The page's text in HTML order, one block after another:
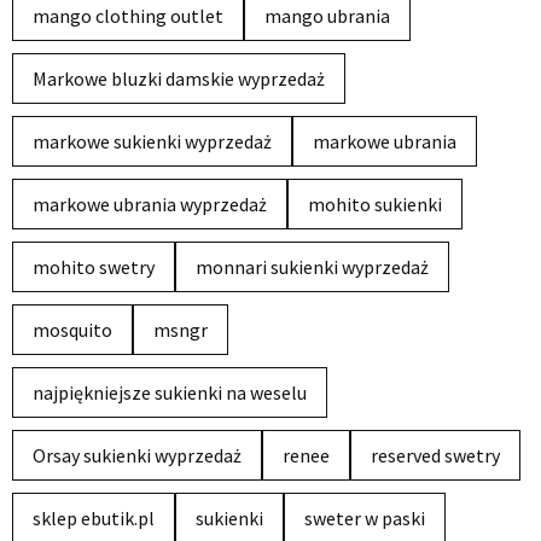
mango clothing outlet mango ubrania
Markowe bluzki damskie wyprzedaż
markowe sukienki wyprzedaż markowe ubrania
markowe ubrania wyprzedaż mohito sukienki
mohito swetry monnari sukienki wyprzedaż
mosquito msngr
najpiękniejsze sukienki na weselu
Orsay sukienki wyprzedaż renee reserved swetry
sklep ebutik.pl sukienki sweter w paski